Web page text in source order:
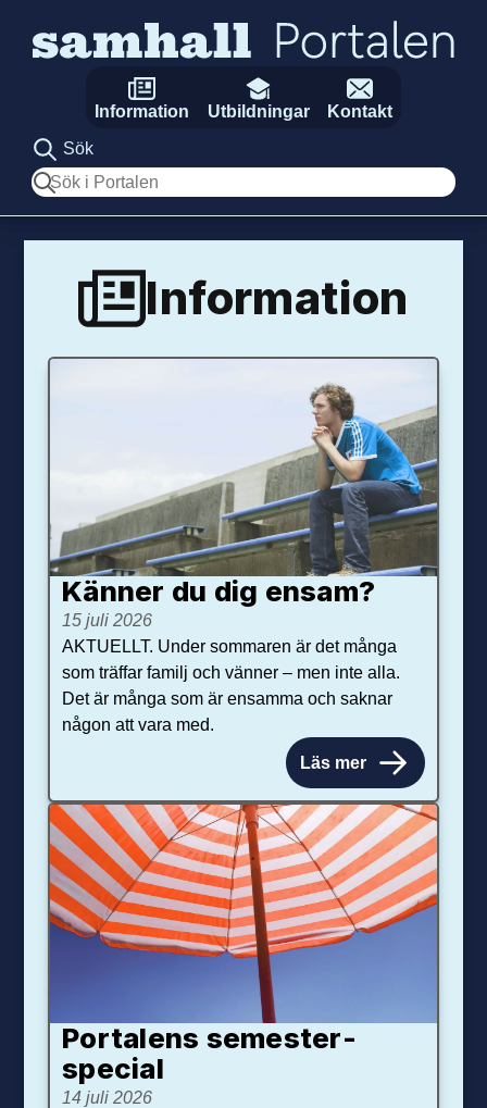
Information Utbildningar
Kontakt
Sök
Sök
Information
Känner du dig ensam?
15 juli 2026
AKTUELLT. Under sommaren är det många
som träffar familj och vänner – men inte alla.
Det är många som är ensamma och saknar
någon att vara med.
Läs mer
Portalens semester­
special
14 juli 2026